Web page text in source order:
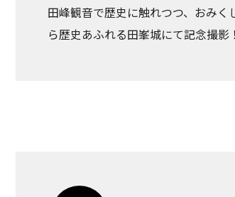
田峰観音で歴史に触れつつ、おみ
ら歴史あふれる田峯城にて記念撮影